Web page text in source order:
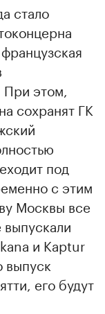
стало
этом,
сохранят ГК
под
с этим
Москвы все
выпускали
и Kaptur
выпуск
его будут